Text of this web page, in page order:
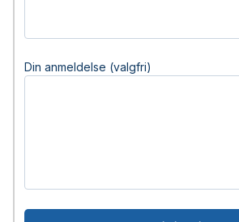
Din anmeldelse (valgfri)